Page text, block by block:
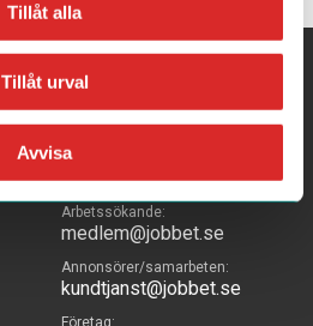
Tillåt alla
Tillåt urval
Avvisa
Mejla oss
Arbetssökande:
medlem@jobbet.se
Annonsörer/samarbeten:
kundtjanst@jobbet.se
Företag: